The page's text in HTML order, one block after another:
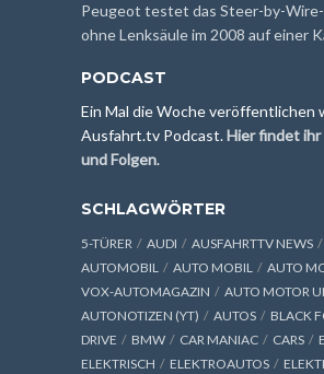
Peugeot testet das Steer-by-
ohne Lenksäule im 2008 auf einer
PODCAST
Ein Mal die Woche veröffentlichen
Ausfahrt.tv Podcast.Hier findet
und Folgen.
SCHLAGWÖRTER
5-TÜRER AUDI AUSFAHRTTV NEWS
AUTOMOBIL
AUTO MOBIL
AUTO
VOX-AUTOMAGAZIN
AUTO MOTOR
AUTONOTIZEN (YT)
AUTOS
BLACK
DRIVE
BMW CAR MANIAC CARS
ELEKTRISCH
ELEKTROAUTOS